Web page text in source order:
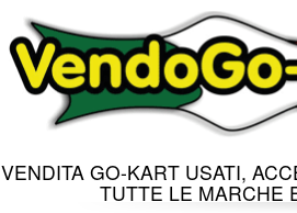
VENDITA GO-KART USATI,
TUTTE LE MARCHE